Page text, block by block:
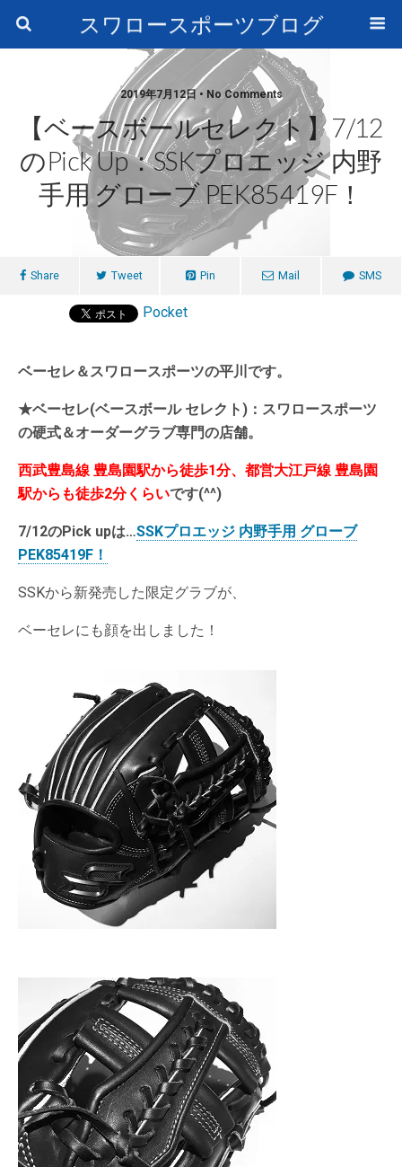
スワロースポーツブログ
2019年7月12日 • No Comments
【ベースボールセレクト】7/12
のPick Up：SSKプロエッジ 内野
手用 グローブ PEK85419F！
Share Tweet Pin Mail SMS
Pocket
ベーセレ＆スワロースポーツの平川です。
★ベーセレ(ベースボール セレクト)：スワロースポーツ
の硬式＆オーダーグラブ専門の店舗。
西武豊島線 豊島園駅から徒歩1分、都営大江戸線 豊島園
駅からも徒歩2分くらいです(^^)
7/12のPick upは…SSKプロエッジ 内野手用 グローブ
PEK85419F！
SSKから新発売した限定グラブが、
ベーセレにも顔を出しました！